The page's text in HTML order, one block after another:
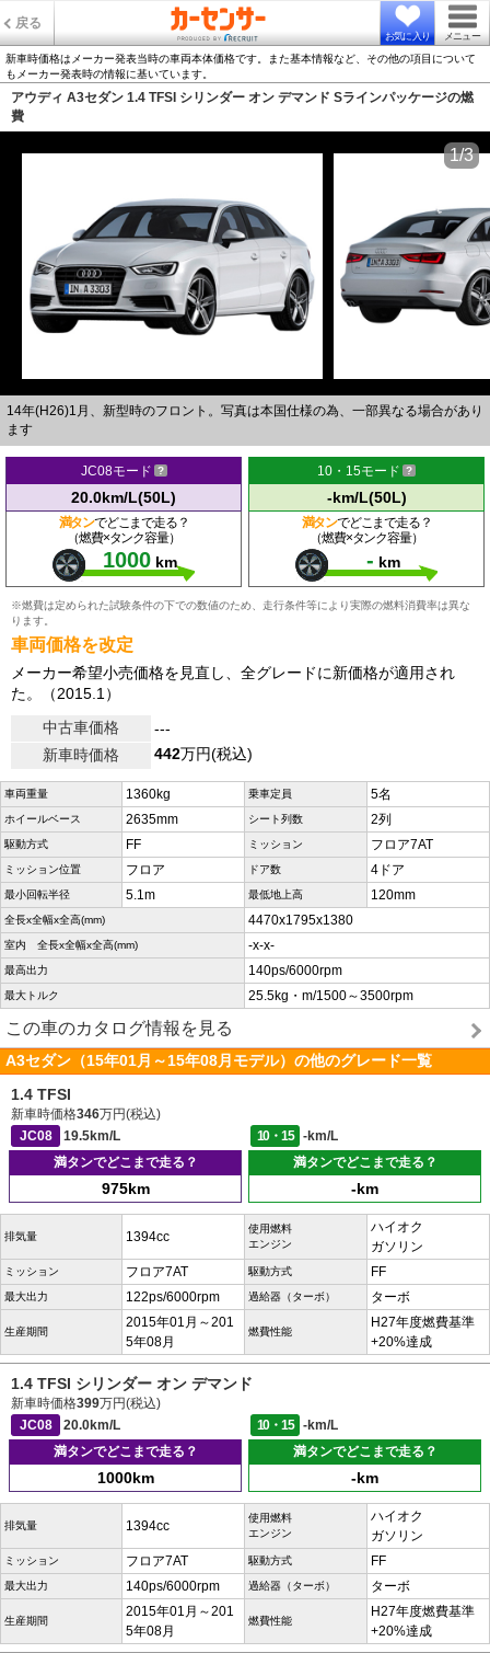
戻る
お気に入り メニュー
新車時価格はメーカー発表当時の車両本体価格です。また基本情報など、その他の項目について
もメーカー発表時の情報に基いています。
アウディ A3セダン 1.4 TFSI シリンダー オン デマンド Sラインパッケージの燃
費
14年(H26)1月、新型時のフロント。写真は本国仕様の為、一部異なる場合があり
ます
1/3
JC08モード
20.0km/L(50L)
満タンでどこまで走る？
（燃費×タンク容量）
1000 km
10・15モード
-km/L(50L)
満タンでどこまで走る？
（燃費×タンク容量）
- km
※燃費は定められた試験条件の下での数値のため、走行条件等により実際の燃料消費率は異な
ります。
車両価格を改定
メーカー希望小売価格を見直し、全グレードに新価格が適用され
た。（2015.1）
中古車価格
---
新車時価格
442万円(税込)
車両重量 1360kg 乗車定員 5名
ホイールベース 2635mm シート列数 2列
駆動方式 FF ミッション フロア7AT
ミッション位置 フロア ドア数 4ドア
最小回転半径 5.1m 最低地上高 120mm
全長x全幅x全高(mm) 4470x1795x1380
室内 全長x全幅x全高(mm) -x-x-
最高出力 140ps/6000rpm
最大トルク 25.5kg・m/1500～3500rpm
この車のカタログ情報を見る
A3セダン（15年01月～15年08月モデル）の他のグレード一覧
1.4 TFSI
新車時価格346万円(税込)
JC08
19.5km/L 10・15
-km/L
満タンでどこまで走る？
975km
満タンでどこまで走る？
-km
排気量 1394cc
使用燃料
エンジン
ハイオク
ガソリン
ミッション フロア7AT 駆動方式 FF
最大出力 122ps/6000rpm 過給器（ターボ） ターボ
生産期間
2015年01月～201
5年08月
燃費性能
H27年度燃費基準
+20%達成
1.4 TFSI シリンダー オン デマンド
新車時価格399万円(税込)
JC08
20.0km/L 10・15
-km/L
満タンでどこまで走る？
1000km
満タンでどこまで走る？
-km
排気量 1394cc
使用燃料
エンジン
ハイオク
ガソリン
ミッション フロア7AT 駆動方式 FF
最大出力 140ps/6000rpm 過給器（ターボ） ターボ
生産期間
2015年01月～201
5年08月
燃費性能
H27年度燃費基準
+20%達成